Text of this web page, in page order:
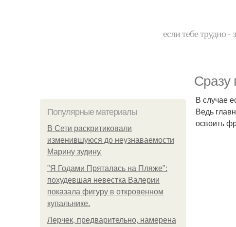
если тебе трудно
Сразу
Популярные материалы
В Сети раскритиковали
изменившуюся до неузнаваемости
Марину зудину.
"Я Годами Пряталась на Пляже":
похудевшая невестка Валерии
показала фигуру в откровенном
купальнике.
Лерчек, предварительно, намерена
В случае
Ведь
освоить